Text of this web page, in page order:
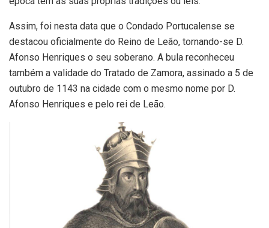
Assim, foi nesta data que o Condado Portucalense se
destacou oficialmente do Reino de Leão, tornando-se D.
Afonso Henriques o seu soberano. A bula reconheceu
também a validade do Tratado de Zamora, assinado a 5 de
outubro de 1143 na cidade com o mesmo nome por D.
Afonso Henriques e pelo rei de Leão.